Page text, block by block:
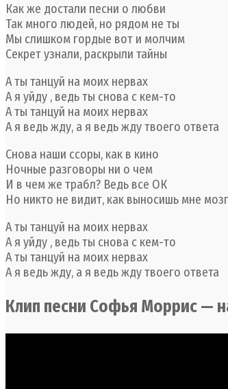
Как же достали песни о любви
Так много людей, но рядом не ты
Мы слишком гордые вот и молчим
Секрет узнали, раскрыли тайны
А ты танцуй на моих нервах
А я уйду , ведь ты снова с кем-то
А ты танцуй на моих нервах
А я ведь жду, а я ведь жду твоего ответа
Снова наши ссоры, как в кино
Ночные разговоры ни о чем
И в чем же трабл? Ведь все ОК
Но никто не видит, как выносишь мне мозг
А ты танцуй на моих нервах
А я уйду , ведь ты снова с кем-то
А ты танцуй на моих нервах
А я ведь жду, а я ведь жду твоего ответа
Клип песни Софья Моррис —